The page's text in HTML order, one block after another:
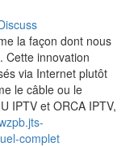
la façon dont nous
Cette innovation
via Internet plutôt
le câble ou le
IPTV et ORCA IPTV,
complet